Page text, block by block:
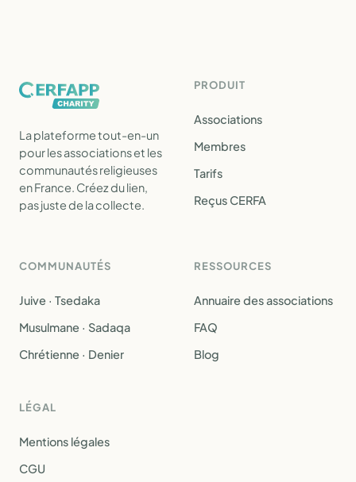
La plateforme tout-en-un
pour les associations et les
communautés religieuses
en France. Créez du lien,
pas juste de la collecte.
PRODUIT
Associations
Membres
Tarifs
Reçus CERFA
COMMUNAUTÉS
Juive · Tsedaka
Musulmane · Sadaqa
Chrétienne · Denier
RESSOURCES
Annuaire des associations
FAQ
Blog
LÉGAL
Mentions légales
CGU